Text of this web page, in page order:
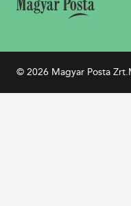
© 2026 Magyar Posta Zrt.